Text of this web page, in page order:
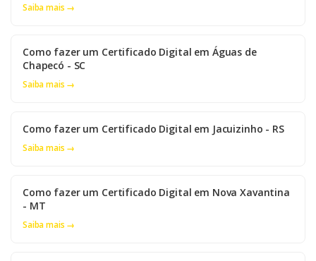
Saiba mais →
Como fazer um Certificado Digital em Águas de
Chapecó - SC
Saiba mais →
Como fazer um Certificado Digital em Jacuizinho - RS
Saiba mais →
Como fazer um Certificado Digital em Nova Xavantina
- MT
Saiba mais →